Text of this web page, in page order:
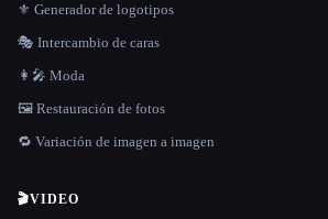
⚜️ Generador de logotipos
🎭 Intercambio de caras
👩‍🎤 Moda
🖼️ Restauración de fotos
🔁 Variación de imagen a imagen
🎬VIDEO